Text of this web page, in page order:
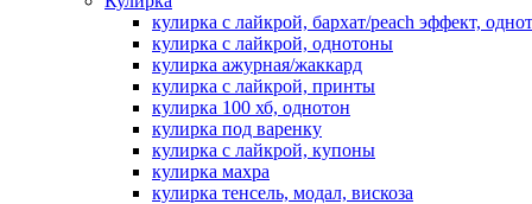
кулирка с лайкрой, бархат/peach эффект,
кулирка с лайкрой, однотоны
кулирка ажурная/жаккард
кулирка с лайкрой, принты
кулирка 100 хб, однотон
кулирка под варенку
кулирка с лайкрой, купоны
кулирка махра
кулирка тенсель, модал, вискоза